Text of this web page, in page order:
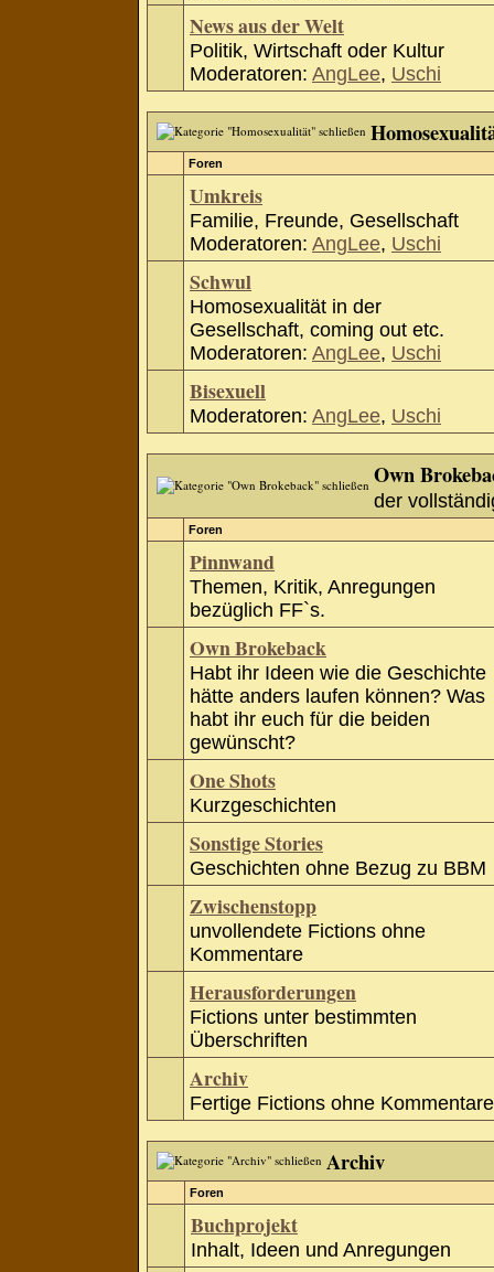
News aus der Welt
Politik, Wirtschaft oder Kultur
Moderatoren: AngLee, Uschi
Foren
Umkreis
Familie, Freunde, Gesellschaft
Moderatoren: AngLee, Uschi
Schwul
Homosexualität in der
Gesellschaft, coming out etc.
Moderatoren: AngLee, Uschi
Bisexuell
Moderatoren: AngLee, Uschi
Own
der
Foren
Pinnwand
Themen, Kritik, Anregungen
bezüglich FF`s.
Own Brokeback
Habt ihr Ideen wie die Geschichte
hätte anders laufen können? Was
habt ihr euch für die beiden
gewünscht?
One Shots
Kurzgeschichten
Sonstige Stories
Geschichten ohne Bezug zu BBM
Zwischenstopp
unvollendete Fictions ohne
Kommentare
Herausforderungen
Fictions unter bestimmten
Überschriften
Archiv
Fertige Fictions ohne Kommentare
Archiv
Foren
Buchprojekt
Inhalt, Ideen und Anregungen